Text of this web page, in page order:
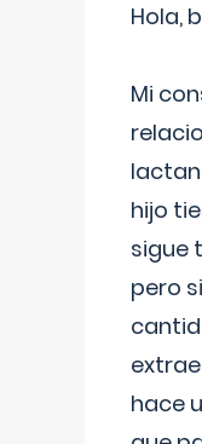
Hola,
Mi
hijo
sigue
pero
hace